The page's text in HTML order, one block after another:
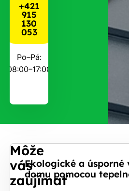
+421
915
130
053
Po–Pá:
08:00–17:00
Môže
vás
zaujímať
Ekologické a úsporné
domu pomocou